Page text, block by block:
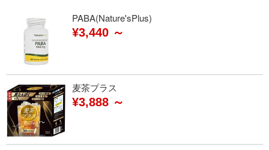
PABA(Nature'sPlus)
¥3,440 ～
麦茶プラス
¥3,888 ～